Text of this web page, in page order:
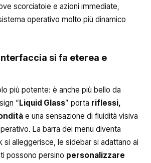
scorciatoie e azioni immediate,
operativo molto più dinamico
si fa eterea e
più potente: è anche più bello da
“ Liquid Glass” porta riflessi,
e una sensazione di fluidità visiva
La barra dei menu diventa
si alleggerisce, le sidebar si adattano ai
possono persino personalizzare